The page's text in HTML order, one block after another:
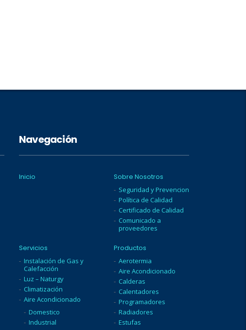
Navegación
Inicio Sobre Nosotros
Seguridad y Prevencion
Política de Calidad
Certificado de Calidad
Comunicado a
proveedores
Servicios
Instalación de Gas y
Calefacción
Luz – Naturgy
Climatización
Aire Acondicionado
Domestico
Industrial
Productos
Aerotermia
Aire Acondicionado
Calderas
Calentadores
Programadores
Radiadores
Estufas